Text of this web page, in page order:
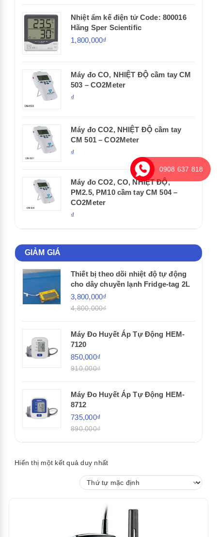
Nhiệt ẩm kế điện tử Code: 800016
Hãng Sper Scientific
1,800,000₫
Máy đo CO, NHIỆT ĐỘ cầm tay CM
503 – CO2Meter
₫
Máy đo CO2, NHIỆT ĐỘ cầm tay
CM 501 – CO2Meter
₫
Máy đo CO2, CO, NHIỆT ĐỘ,
PM2.5, PM10 cầm tay CM 504 –
CO2Meter
₫
GIẢM GIÁ
Thiết bị theo dõi nhiệt độ tự động
cho dây chuyền lạnh Fridge-tag 2L
3,800,000₫
4,800,000₫
Máy Đo Huyết Áp Tự Động HEM-
7120
850,000₫
910,000₫
Máy Đo Huyết Áp Tự Động HEM-
8712
735,000₫
890,000₫
Hiển thị một kết quả duy nhất
0908 637 818